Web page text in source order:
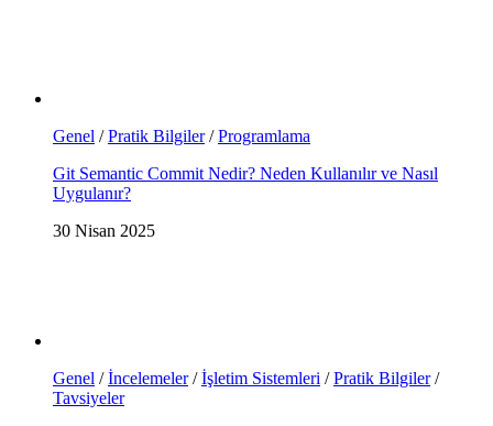
Genel /Pratik Bilgiler/Programlama
Git Semantic Commit Nedir? Neden Kullanılır ve Nasıl
Uygulanır?
30 Nisan 2025
Genel /İncelemeler/İşletim Sistemleri /Pratik Bilgiler/
Tavsiyeler